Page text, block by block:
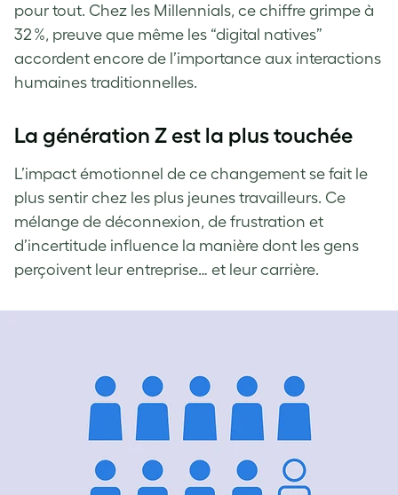
pour tout. Chez les Millennials, ce chiffre grimpe à
32 %, preuve que même les “digital natives”
accordent encore de l’importance aux interactions
humaines traditionnelles.
La génération Z est la plus touchée
L’impact émotionnel de ce changement se fait le
plus sentir chez les plus jeunes travailleurs. Ce
mélange de déconnexion, de frustration et
d’incertitude influence la manière dont les gens
perçoivent leur entreprise… et leur carrière.